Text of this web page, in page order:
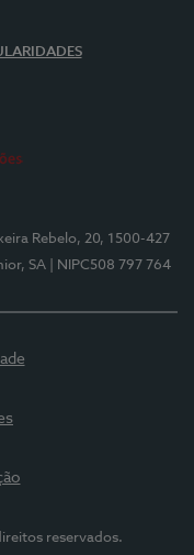
Rebelo, 20, 1500-427
SA | NIPC508 797 764
reservados.